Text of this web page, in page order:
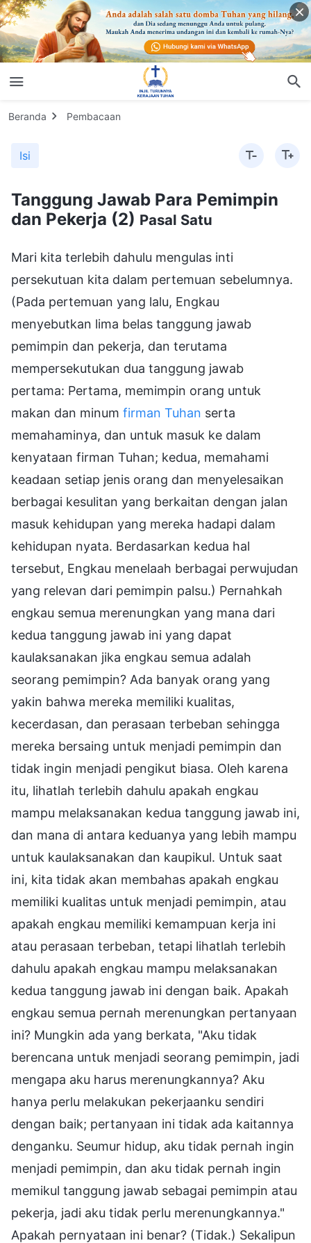
Beranda Pembacaan
Isi
Tanggung Jawab Para Pemimpin
dan Pekerja (2) Pasal Satu
Mari kita terlebih dahulu mengulas inti
persekutuan kita dalam pertemuan sebelumnya.
(Pada pertemuan yang lalu, Engkau
menyebutkan lima belas tanggung jawab
pemimpin dan pekerja, dan terutama
mempersekutukan dua tanggung jawab
pertama: Pertama, memimpin orang untuk
makan dan minum firman Tuhan serta
memahaminya, dan untuk masuk ke dalam
kenyataan firman Tuhan; kedua, memahami
keadaan setiap jenis orang dan menyelesaikan
berbagai kesulitan yang berkaitan dengan jalan
masuk kehidupan yang mereka hadapi dalam
kehidupan nyata. Berdasarkan kedua hal
tersebut, Engkau menelaah berbagai perwujudan
yang relevan dari pemimpin palsu.) Pernahkah
engkau semua merenungkan yang mana dari
kedua tanggung jawab ini yang dapat
kaulaksanakan jika engkau semua adalah
seorang pemimpin? Ada banyak orang yang
yakin bahwa mereka memiliki kualitas,
kecerdasan, dan perasaan terbeban sehingga
mereka bersaing untuk menjadi pemimpin dan
tidak ingin menjadi pengikut biasa. Oleh karena
itu, lihatlah terlebih dahulu apakah engkau
mampu melaksanakan kedua tanggung jawab ini,
dan mana di antara keduanya yang lebih mampu
untuk kaulaksanakan dan kaupikul. Untuk saat
ini, kita tidak akan membahas apakah engkau
memiliki kualitas untuk menjadi pemimpin, atau
apakah engkau memiliki kemampuan kerja ini
atau perasaan terbeban, tetapi lihatlah terlebih
dahulu apakah engkau mampu melaksanakan
kedua tanggung jawab ini dengan baik. Apakah
engkau semua pernah merenungkan pertanyaan
ini? Mungkin ada yang berkata, "Aku tidak
berencana untuk menjadi seorang pemimpin, jadi
mengapa aku harus merenungkannya? Aku
hanya perlu melakukan pekerjaanku sendiri
dengan baik; pertanyaan ini tidak ada kaitannya
denganku. Seumur hidup, aku tidak pernah ingin
menjadi pemimpin, dan aku tidak pernah ingin
memikul tanggung jawab sebagai pemimpin atau
pekerja, jadi aku tidak perlu merenungkannya."
Apakah pernyataan ini benar? (Tidak.) Sekalipun